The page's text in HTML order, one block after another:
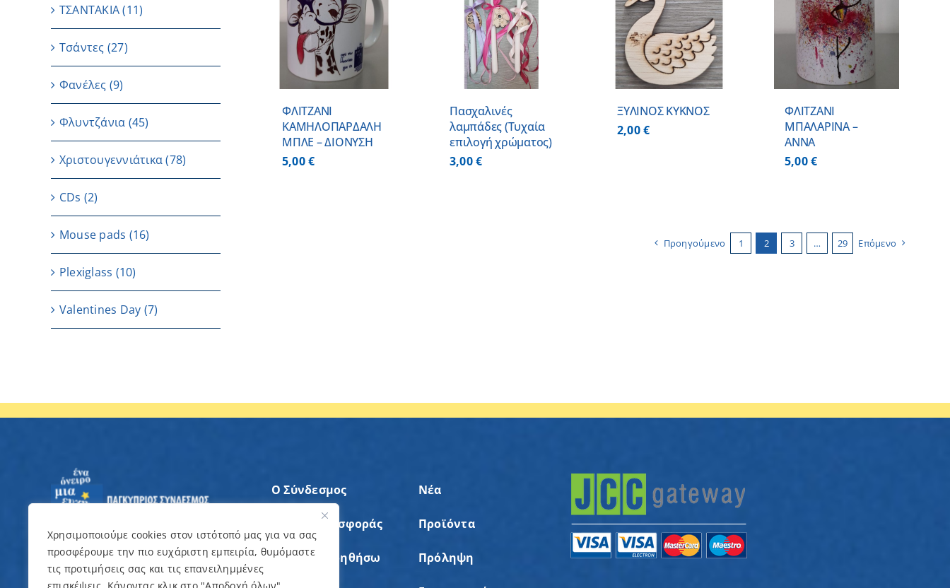
Χρησιμοποιούμε cookies στον ιστότοπό μας για να σας
προσφέρουμε την πιο ευχάριστη εμπειρία, θυμόμαστε
τις προτιμήσεις σας και τις επανειλημμένες
ΚΑΛΑΘΙ
ΦΛΙΤΖΑΝΙ
ΚΑΜΗΛΟΠΑΡΔΑΛΗ
ΜΠΛΕ – ΔΙΟΝΥΣΗ
5,00€
ΠΡΟΣΘΗΚΗ ΣΤΟ
ΛΕΠΤΟΜΕΡΕΙΕΣ
Πασχαλινές
λαμπάδες (Τυχαία
επιλογή χρώματος)
3,00€
ΠΡΟΣΘΗΚΗ ΣΤΟ
ΚΑΛΑΘΙ
ΛΕΠΤΟΜΕΡΕΙΕΣ
ΞΥΛΙΝΟΣ ΚΥΚΝΟΣ
2,00€
ΠΡΟΣΘΗΚΗ ΣΤΟ
ΚΑΛΑΘΙ
ΛΕΠΤΟΜΕΡΕΙΕΣ
ΦΛΙΤΖΑΝΙ
ΜΠΑΛΑΡΙΝΑ –
ΑΝΝΑ
5,00€
Προηγούμενο 1 2 3 … 29 Επόμενο
ΤΣΑΝΤΑΚΙΑ (11)
Τσάντες (27)
Φανέλες (9)
Φλυντζάνια (45)
Χριστουγεννιάτικα(78)
CDs (2)
Μouse pads (16)
Plexiglass (10)
Valentines Day (7)
Ο Σύνδεσμος
Άξονες Προσφοράς
Θέλω να Βοηθήσω
Νέα
Προϊόντα
Πρόληψη